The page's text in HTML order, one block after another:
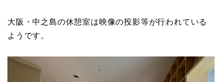
大阪・中之島の休憩室は映像の投影等が行われている
ようです。